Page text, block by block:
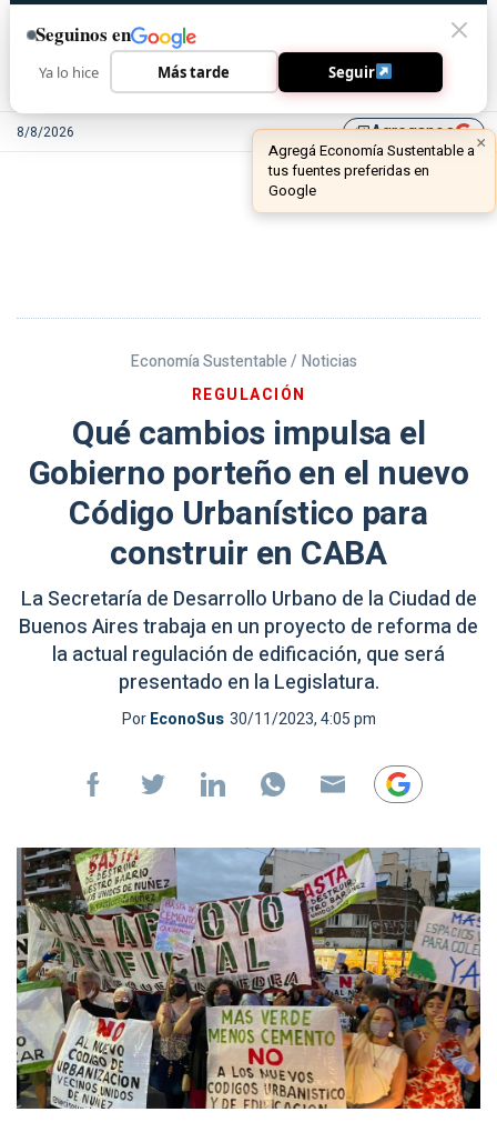
8/8/2026 library_addAgreganos
Economía Sustentable / Noticias
REGULACIÓN
Qué cambios impulsa el
Gobierno porteño en el nuevo
Código Urbanístico para
construir en CABA
La Secretaría de Desarrollo Urbano de la Ciudad de
Buenos Aires trabaja en un proyecto de reforma de
la actual regulación de edificación, que será
presentado en la Legislatura.
PorEconoSus 30/11/2023, 4:05 pm
Seguinos en
Ya lo hice Más tarde Seguir